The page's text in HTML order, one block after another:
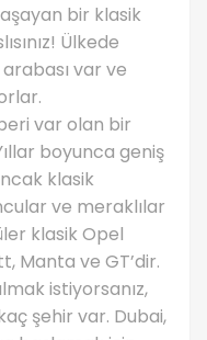
bir klasik
Ülkede
var ve
var olan bir
boyunca geniş
klasik
ve meraklılar
klasik Opel
Manta ve GT’dir.
istiyorsanız,
şehir var. Dubai,